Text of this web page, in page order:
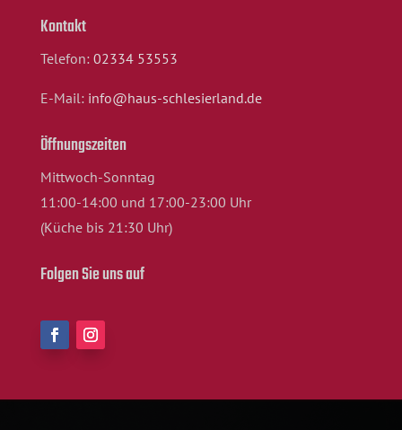
Kontakt
Telefon: 02334 53553
E-Mail: info@haus-schlesierland.de
Öffnungszeiten
Mittwoch-Sonntag
11:00-14:00 und 17:00-23:00 Uhr
(Küche bis 21:30 Uhr)
Folgen Sie uns auf